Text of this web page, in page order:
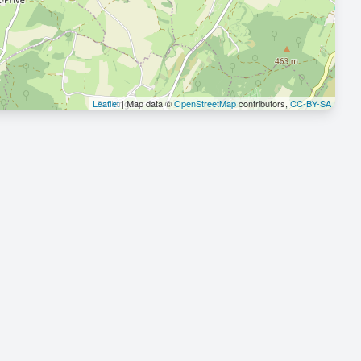
Leaflet| Map data ©OpenStreetMapcontributors, CC-BY-SA